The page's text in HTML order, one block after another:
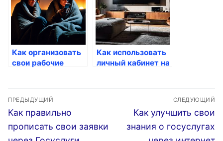
Как организовать
свои рабочие
Как использовать
личный кабинет на
Навигация
по
записям
ПРЕДЫДУЩИЙ
Предыдущая
запись:
Как правильно
прописать свои заявки
СЛЕДУЮЩИЙ
Следующая
запись:
Как улучшить свои
знания о госуслугах